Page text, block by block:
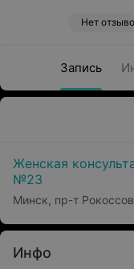
Нет
Запись
Женская
№23
Минск, пр-т
Инфо